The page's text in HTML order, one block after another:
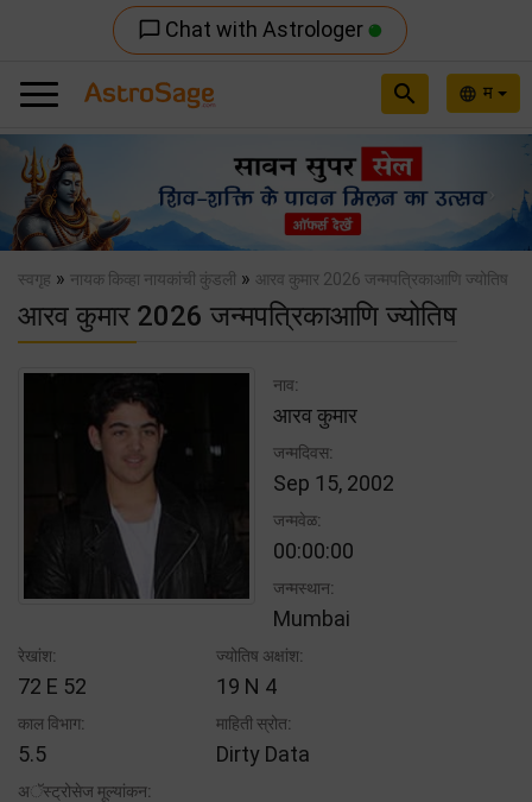
chat_bubble_outline Chat with Astrologer
language म
search
Previous
स्वगृह » नायक किव्हा नायकांची कुंडली » आरव कुमार 2026 जन्मपत्रिकाआणि ज्योतिष
आरव कुमार 2026 जन्मपत्रिकाआणि ज्योतिष
नाव:
आरव कुमार
जन्मदिवस:
Sep 15, 2002
जन्मवेळ:
00:00:00
जन्मस्थान:
Mumbai
रेखांश:
72 E 52
ज्योतिष अक्षांश:
19 N 4
काल विभाग:
5.5
माहिती स्रोत:
Dirty Data
अॅस्ट्रोसेज मूल्यांकन: